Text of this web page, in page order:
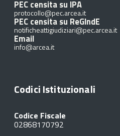
PEC censita su IPA
protocollo@pec.arcea.it
PEC censita su ReGIndE
notificheattigiudiziari@pec.arcea.it
Email
info@arcea.it
Codici Istituzionali
Codice Fiscale
02868170792